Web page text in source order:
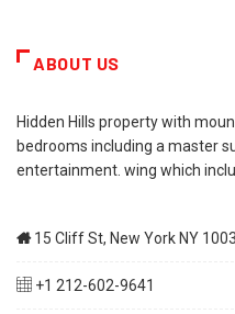
ABOUT US
Hidden Hills property with
bedrooms including a master
entertainment. wing which
15 Cliff St, New York NY
+1 212-602-9641